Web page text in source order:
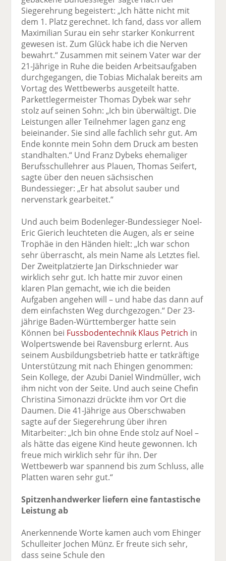
Siegerehrung begeistert: „Ich hätte nicht mit
dem 1. Platz gerechnet. Ich fand, dass vor allem
Maximilian Surau ein sehr starker Konkurrent
gewesen ist. Zum Glück habe ich die Nerven
bewahrt.“ Zusammen mit seinem Vater war der
21-Jährige in Ruhe die beiden Arbeitsaufgaben
durchgegangen, die Tobias Michalak bereits am
Vortag des Wettbewerbs ausgeteilt hatte.
Parkettlegermeister Thomas Dybek war sehr
stolz auf seinen Sohn: „Ich bin überwältigt. Die
Leistungen aller Teilnehmer lagen ganz eng
beieinander. Sie sind alle fachlich sehr gut. Am
Ende konnte mein Sohn dem Druck am besten
standhalten.“ Und Franz Dybeks ehemaliger
Berufsschullehrer aus Plauen, Thomas Seifert,
sagte über den neuen sächsischen
Bundessieger: „Er hat absolut sauber und
nervenstark gearbeitet.“
Und auch beim Bodenleger-Bundessieger Noel-
Eric Gierich leuchteten die Augen, als er seine
Trophäe in den Händen hielt: „Ich war schon
sehr überrascht, als mein Name als Letztes fiel.
Der Zweitplatzierte Jan Dirkschnieder war
wirklich sehr gut. Ich hatte mir zuvor einen
klaren Plan gemacht, wie ich die beiden
Aufgaben angehen will – und habe das dann auf
dem einfachsten Weg durchgezogen.“ Der 23-
jährige Baden-Württemberger hatte sein
Können bei Fussbodentechnik Klaus Petrich in
Wolpertswende bei Ravensburg erlernt. Aus
seinem Ausbildungsbetrieb hatte er tatkräftige
Unterstützung mit nach Ehingen genommen:
Sein Kollege, der Azubi Daniel Windmüller, wich
ihm nicht von der Seite. Und auch seine Chefin
Christina Simonazzi drückte ihm vor Ort die
Daumen. Die 41-Jährige aus Oberschwaben
sagte auf der Siegerehrung über ihren
Mitarbeiter: „Ich bin ohne Ende stolz auf Noel –
als hätte das eigene Kind heute gewonnen. Ich
freue mich wirklich sehr für ihn. Der
Wettbewerb war spannend bis zum Schluss, alle
Platten waren sehr gut.“
Spitzenhandwerker liefern eine fantastische
Leistung ab
Anerkennende Worte kamen auch vom Ehinger
Schulleiter Jochen Münz. Er freute sich sehr,
dass seine Schule den